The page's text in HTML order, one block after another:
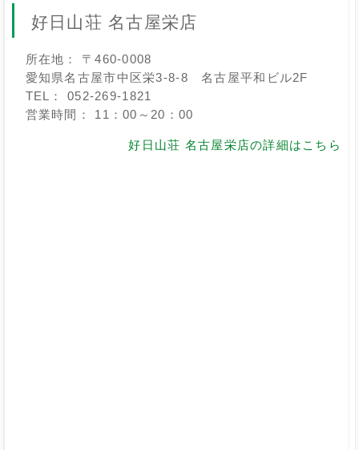
好日山荘 名古屋栄店
所在地： 〒460-0008
愛知県名古屋市中区栄3-8-8 名古屋平和ビル2F
TEL： 052-269-1821
営業時間： 11：00～20：00
好日山荘 名古屋栄店の詳細はこちら